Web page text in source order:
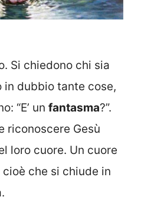
Si chiedono chi sia
in dubbio tante cose,
“E’ un fantasma?”.
riconoscere Gesù
loro cuore. Un cuore
che si chiude in